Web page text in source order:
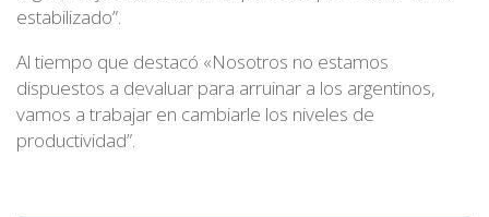
estabilizado”.
Al tiempo que destacó «Nosotros no estamos
dispuestos a devaluar para arruinar a los argentinos,
vamos a trabajar en cambiarle los niveles de
productividad”.